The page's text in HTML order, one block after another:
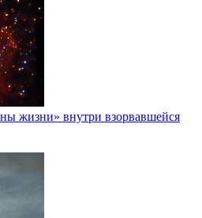
жизни» внутри взорвавшейся